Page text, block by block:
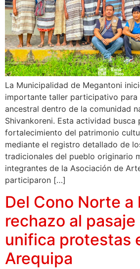
La Municipalidad de Megantoni
importante taller participativo para
ancestral dentro de la comunidad
Shivankoreni. Esta actividad busca
fortalecimiento del patrimonio
mediante el registro detallado de
tradicionales del pueblo originario
integrantes de la Asociación de
participaron […]
Del Cono Norte a
rechazo al pasaje
unifica protestas
Arequipa